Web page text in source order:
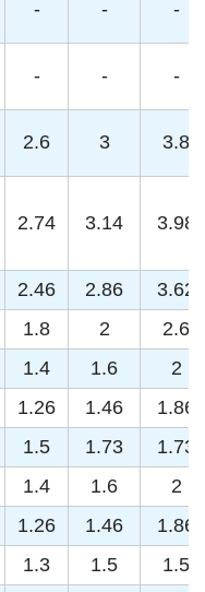
- - -
- - -
2.6 3 3.8
2.74 3.14 3.98
2.46 2.86
3.62
1.8 2 2.6
1.4 1.6
2
1.26 1.46
1.86
1.5 1.73 1.73
1.4 1.6
2
1.26 1.46 1.86
1.3 1.5
1.5